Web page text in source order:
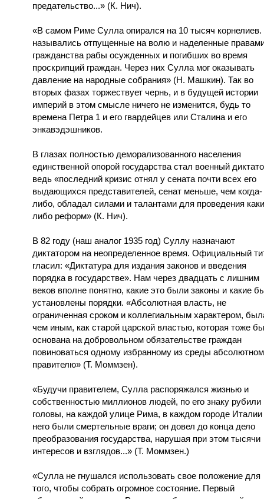
предательство...» (К. Нич).
«В самом Риме Сулла опирался на 10 тысяч корнелиев.
назывались отпущенные на волю и наделенные
гражданства рабы осужденных и погибших во время
проскрипций граждан. Через них Сулла мог оказывать
давление на народные собрания» (Н. Машкин). Так во
вторых фазах торжествует чернь, и в будущей истории
империй в этом смысле ничего не изменится, будь то
времена Петра 1 и его гвардейцев или Сталина и его
энкавэдэшников.
В глазах полностью деморализованного населения
единственной опорой государства стал военный
ведь «последний кризис отнял у сената почти всех его
выдающихся представителей, сенат меньше, чем когда-
либо, обладал силами и талантами для проведения
либо реформ» (К. Нич).
В 82 году (наш аналог 1935 год) Суллу назначают
диктатором на неопределенное время. Официальный
гласил: «Диктатура для издания законов и введения
порядка в государстве». Нам через двадцать с лишним
веков вполне понятно, какие это были законы и какие
установлены порядки. «Абсолютная власть, не
ограниченная сроком и коллегиальным характером,
чем иным, как старой царской властью, которая тоже
основана на добровольном обязательстве граждан
повиноваться одному избранному из среды
правителю» (Т. Моммзен).
«Будучи правителем, Сулла распоряжался жизнью и
собственностью миллионов людей, по его знаку рубили
головы, на каждой улице Рима, в каждом городе Италии
него были смертельные враги; он довел до конца дело
преобразования государства, нарушая при этом тысячи
интересов и взглядов...» (Т. Моммзен.)
«Сулла не гнушался использовать свое положение для
того, чтобы собрать огромное состояние. Первый